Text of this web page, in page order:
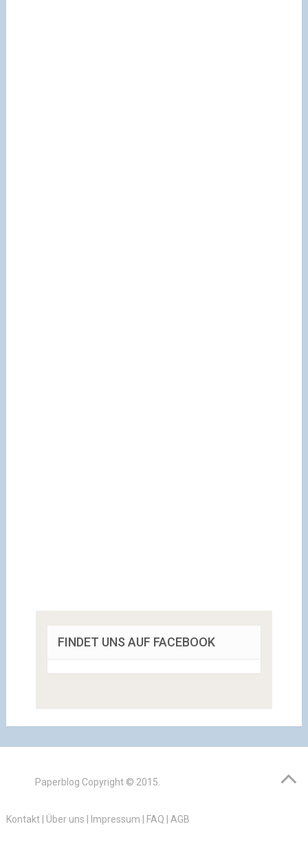
FINDET UNS AUF FACEBOOK
Paperblog Copyright © 2015.
Kontakt| Über uns | Impressum | FAQ | AGB